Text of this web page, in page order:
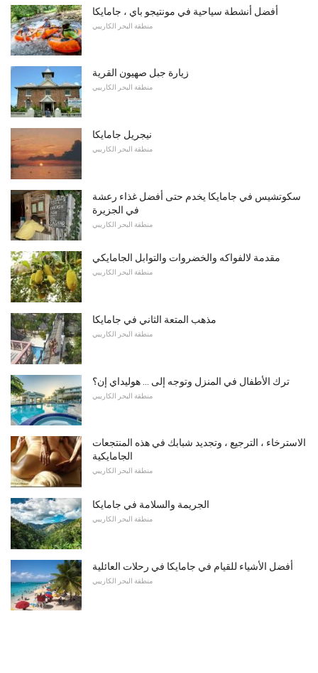
أفضل أنشطة سياحية في مونتيجو باي ، جامايكا
منطقة البحر الكاريبي
زيارة جبل صهيون القرية
منطقة البحر الكاريبي
نيجريل جامايكا
منطقة البحر الكاريبي
سكوتشيس في جامايكا يخدم حتى أفضل غذاء رعشة
في الجزيرة
منطقة البحر الكاريبي
مقدمة لالفواكه والخضروات والتوابل الجامايكي
منطقة البحر الكاريبي
مذهب المتعة الثاني في جامايكا
منطقة البحر الكاريبي
ترك الأطفال في المنزل وتوجه إلى ... هوليداي إن؟
منطقة البحر الكاريبي
الاسترخاء ، الترجيع ، وتجديد شبابك في هذه المنتجعات
الجامايكية
منطقة البحر الكاريبي
الجريمة والسلامة في جامايكا
منطقة البحر الكاريبي
أفضل الأشياء للقيام في جامايكا في رحلات العائلية
منطقة البحر الكاريبي